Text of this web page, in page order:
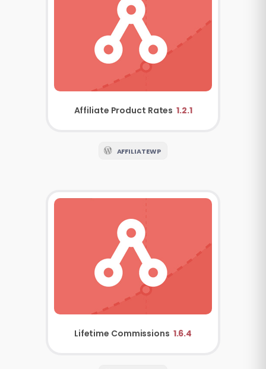
Affiliate Product Rates 1.2.1
AFFILIATEWP
Lifetime Commissions 1.6.4